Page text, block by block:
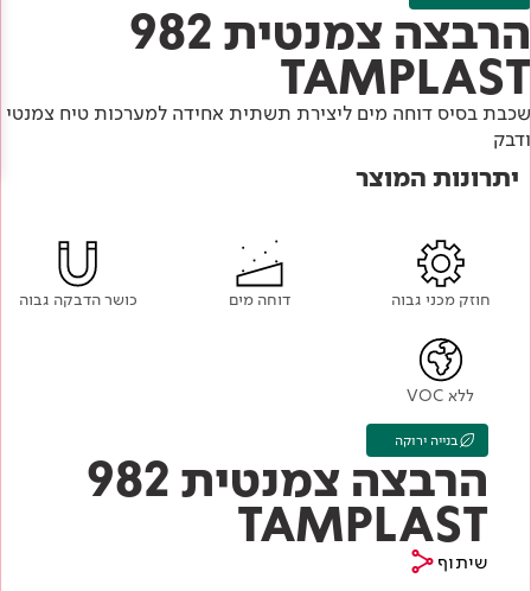
עץ
מתכת
RAL
לכל מוצרי צבע וציפויים
Academy
תוכן מקצועי
אודותינו
מדיניות סביבתית
מדיניות מערכת משולבת ו - ISO
פתרונות לתעשייה
הרבצה צמנטית 982
TAMPLAST
שכבת בסיס דוחה מים ליצירת תשתית אחידה למערכות טיח צמנטי
ודבק
יתרונות המוצר
חוזק מכני גבוה דוחה מים כושר הדבקה גבוה
ללא VOC
בנייה ירוקה
הרבצה צמנטית 982
TAMPLAST
שיתוף